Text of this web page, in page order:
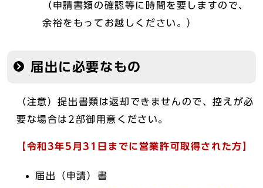
（申請書類の確認等に時間を要しますので、
余裕をもってお越しください。）
届出に必要なもの
（注意）提出書類は返却できませんので、控えが必
要な場合は2部御用意ください。
【令和3年5月31日までに営業許可取得された方】
届出（申請）書